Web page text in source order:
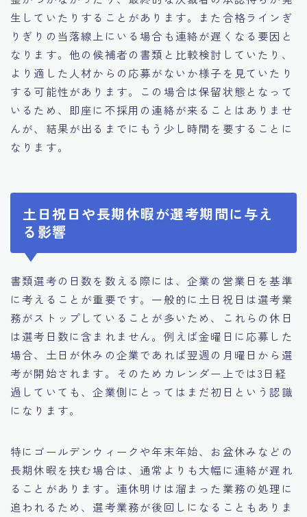
生していたりすることがあります。また合格ラインぎ
りぎりの当落線上にいる場合も連絡が遅くなる要因と
なります。他の候補者の書類と比較検討していたり、
より適した人材からの応募がないか様子を見ていたり
する可能性があります。この場合は保留状態となって
いるため、即座に不採用の連絡が来ることはありませ
んが、結果が出るまでにもう少し時間を要することに
なります。
土日祝日や長期休暇が選考期間に与え
る影響
書類選考の日数を数える際には、企業の営業日を基準
に考えることが重要です。一般的に土日祝日は選考業
務がストップしていることが多いため、これらの休日
は選考日数に含まれません。例えば金曜日に応募した
場合、土日が休みの企業であれば翌週の月曜日から選
考が開始されます。そのためカレンダー上では3日経
過していても、企業側にとってはまだ初日という認識
になります。
特にゴールデンウィークや年末年始、お盆休みなどの
長期休暇を挟む場合は、通常よりも大幅に連絡が遅れ
ることがあります。連休明けは溜まった業務の処理に
追われるため、選考業務が後回しになることもありま